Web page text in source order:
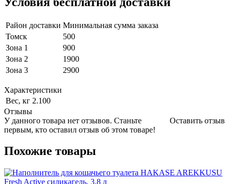
Район доставки Минимальная сумма заказа
Томск
500
Зона 1
900
Зона 2
1900
Зона 3
2900
Характеристики
Вес, кг 2.100
Отзывы
Оставить отзыв
У данного товара нет отзывов. Станьте
первым, кто оставил отзыв об этом товаре!
Похожие товары